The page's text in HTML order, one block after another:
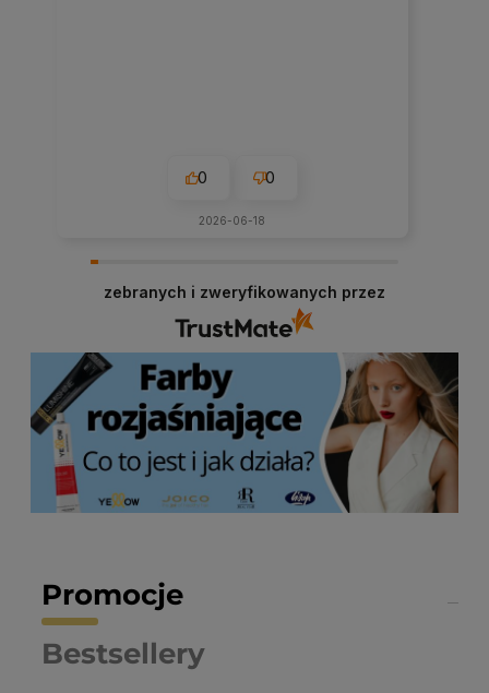
0 0
2026-06-18
zebranych i zweryfikowanych przez
Promocje
Bestsellery